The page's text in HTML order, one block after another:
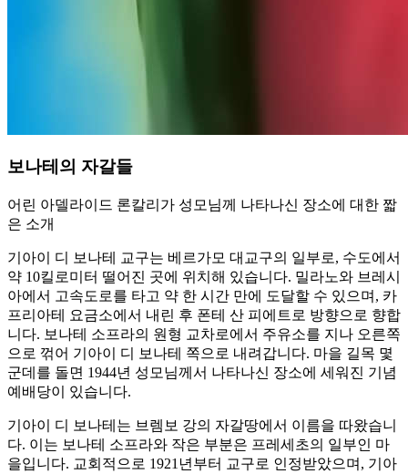
보나테의 자갈들
어린 아델라이드 론칼리가 성모님께 나타나신 장소에 대한 짧
은 소개
기아이 디 보나테 교구는 베르가모 대교구의 일부로, 수도에서
약 10킬로미터 떨어진 곳에 위치해 있습니다. 밀라노와 브레시
아에서 고속도로를 타고 약 한 시간 만에 도달할 수 있으며, 카
프리아테 요금소에서 내린 후 폰테 산 피에트로 방향으로 향합
니다. 보나테 소프라의 원형 교차로에서 주유소를 지나 오른쪽
으로 꺾어 기아이 디 보나테 쪽으로 내려갑니다. 마을 길목 몇
군데를 돌면 1944년 성모님께서 나타나신 장소에 세워진 기념
예배당이 있습니다.
기아이 디 보나테는 브렘보 강의 자갈땅에서 이름을 따왔습니
다. 이는 보나테 소프라와 작은 부분은 프레세초의 일부인 마
을입니다. 교회적으로 1921년부터 교구로 인정받았으며, 기아